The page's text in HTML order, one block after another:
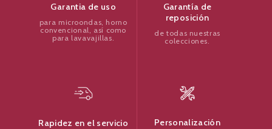
Garantia de uso
para microondas, horno
convencional, así como
para lavavajillas.
Garantía de
reposición
de todas nuestras
colecciones.
Rapidez en el servicio Personalización